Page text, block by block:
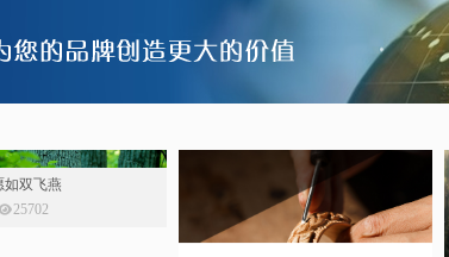
如双飞燕
25702